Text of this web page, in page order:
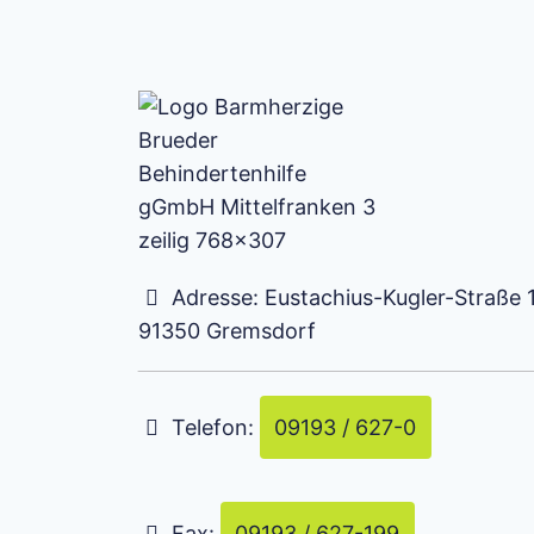
Adresse: Eustachius-Kugler-Straße
91350 Gremsdorf
Telefon: 09193 / 627-0